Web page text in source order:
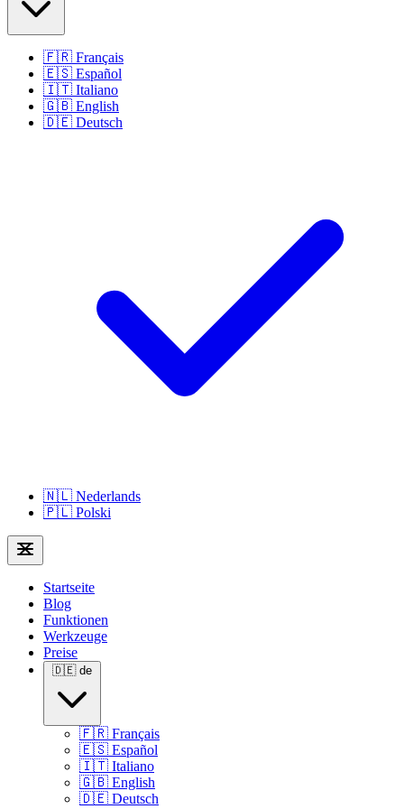
🇫🇷 Français
🇪🇸 Español
🇮🇹 Italiano
🇬🇧 English
🇩🇪 Deutsch
🇳🇱 Nederlands
🇵🇱 Polski
Startseite
Blog
Funktionen
Werkzeuge
Preise
🇩🇪 de
🇫🇷 Français
🇪🇸 Español
🇮🇹 Italiano
🇬🇧 English
🇩🇪 Deutsch